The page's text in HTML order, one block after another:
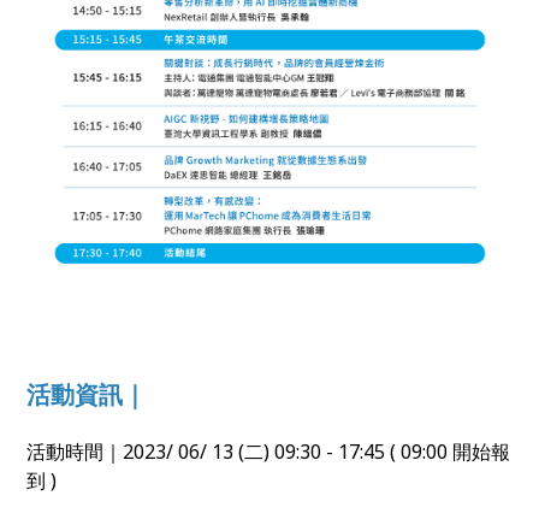
活動資訊｜
活動時間｜2023/ 06/ 13 (二) 09:30 - 17:45 ( 09:00 開始報
到 )